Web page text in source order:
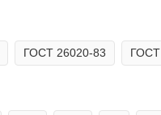
ГОСТ 26020-83 ГОСТ